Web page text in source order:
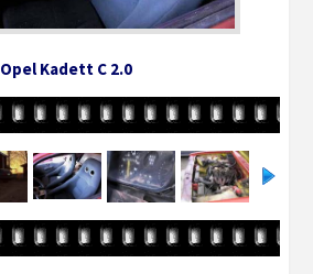
Opel Kadett C 2.0